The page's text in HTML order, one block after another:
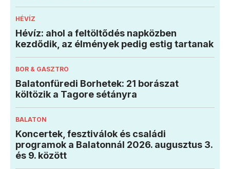
HÉVÍZ
Hévíz: ahol a feltöltődés napközben
kezdődik, az élmények pedig estig tartanak
BOR & GASZTRO
Balatonfüredi Borhetek: 21 borászat
költözik a Tagore sétányra
BALATON
Koncertek, fesztiválok és családi
programok a Balatonnál 2026. augusztus 3.
és 9. között